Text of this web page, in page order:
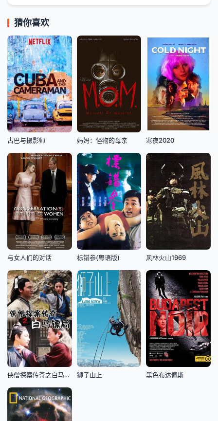
猜你喜欢
古巴与摄影师 妈妈：怪物的母亲 寒夜2020
与女人们的对话 标错参(粤语版) 风林火山1969
侠僧探案传奇之白马镖局 狮子山上 黑色布达佩斯